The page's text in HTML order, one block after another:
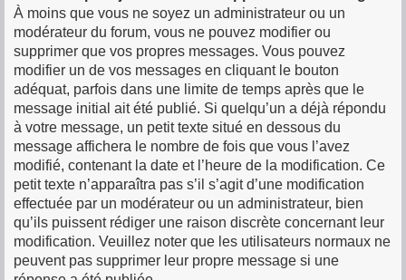
À moins que vous ne soyez un administrateur ou un
modérateur du forum, vous ne pouvez modifier ou
supprimer que vos propres messages. Vous pouvez
modifier un de vos messages en cliquant le bouton
adéquat, parfois dans une limite de temps après que le
message initial ait été publié. Si quelqu’un a déjà répondu
à votre message, un petit texte situé en dessous du
message affichera le nombre de fois que vous l’avez
modifié, contenant la date et l’heure de la modification. Ce
petit texte n’apparaîtra pas s’il s’agit d’une modification
effectuée par un modérateur ou un administrateur, bien
qu’ils puissent rédiger une raison discrète concernant leur
modification. Veuillez noter que les utilisateurs normaux ne
peuvent pas supprimer leur propre message si une